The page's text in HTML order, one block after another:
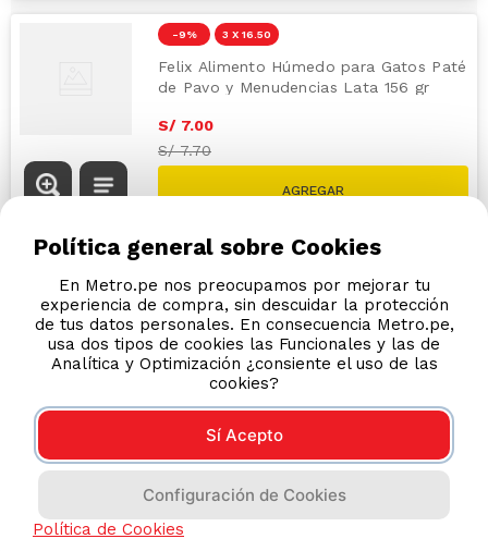
-9 % 3 X 16.50
Felix Alimento Húmedo para Gatos Paté
de Pavo y Menudencias Lata 156 gr
S/ 7.00
S/7.70
Política general sobre Cookies
En Metro.pe nos preocupamos por mejorar tu
experiencia de compra, sin descuidar la protección
de tus datos personales. En consecuencia Metro.pe,
usa dos tipos de cookies las Funcionales y las de
Analítica y Optimización ¿consiente el uso de las
cookies?
Sí Acepto
Configuración de Cookies
Política de Cookies